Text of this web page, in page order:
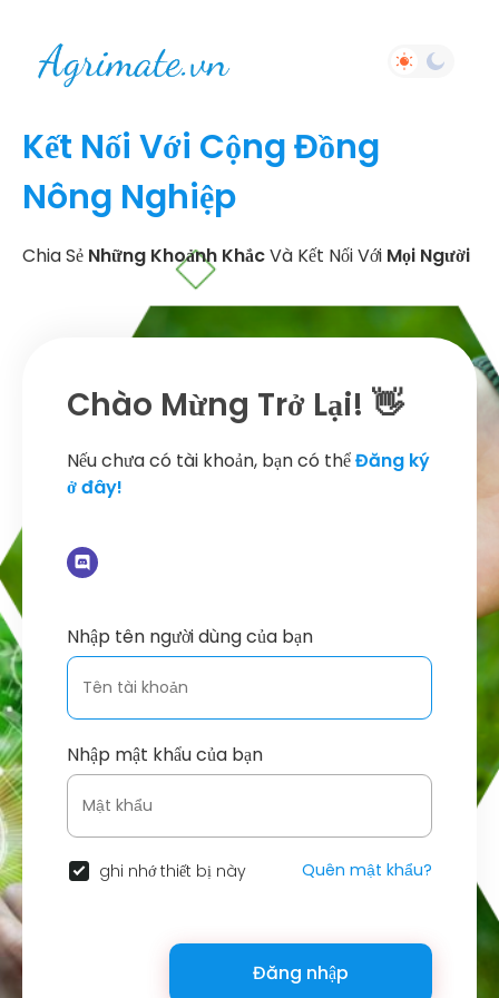
Kết Nối Với Cộng Đồng
Nông Nghiệp
Chia Sẻ Những Khoảnh KhắcVà Kết Nối Với Mọi Người
Chào Mừng Trở Lại! 👋
Nếu chưa có tài khoản, bạn có thểĐăng ký
ở đây!
Nhập tên người dùng của bạn
Nhập mật khẩu của bạn
ghi nhớ thiết bị này Quên mật khẩu?
Đăng nhập